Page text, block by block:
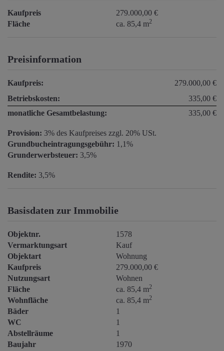
Kaufpreis
279.000,00 €
Fläche
ca. 85,4 m2
Preisinformation
Kaufpreis:
279.000,00 €
Betriebskosten:
335,00 €
monatliche Gesamtbelastung:
335,00 €
Provision: 3% des Kaufpreises zzgl. 20% USt.
Grundbucheintragungsgebühr: 1,1%
Grunderwerbsteuer: 3,5%
Rendite: 3,5%
Basisdaten zur Immobilie
Objektnr.
1578
Vermarktungsart
Kauf
Objektart
Wohnung
Kaufpreis
279.000,00 €
Nutzungsart
Wohnen
Fläche
ca. 85,4 m2
Wohnfläche ca. 85,4 m2
Bäder
1
WC
1
Abstellräume
1
Baujahr
1970